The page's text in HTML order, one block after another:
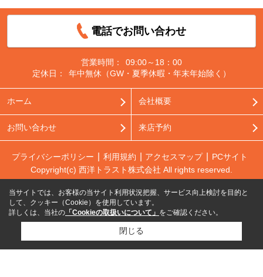
電話でお問い合わせ
営業時間：
09:00～18：00
定休日：
年中無休（GW・夏季休暇・年末年始除く）
ホーム 会社概要
お問い合わせ 来店予約
プライバシーポリシー 利用規約 アクセスマップ
PCサイト
Copyright(c) 西洋トラスト株式会社 All rights reserved.
当サイトでは、お客様の当サイト利用状況把握、サービス向上検討を目的と
して、クッキー（Cookie）を使用しています。
詳しくは、当社の 「Cookieの取扱いについて」 をご確認ください。
閉じる